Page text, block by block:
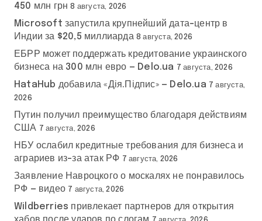
450 млн грн 8 августа, 2026
Microsoft запустила крупнейший дата-центр в
Индии за $20,5 миллиарда 8 августа, 2026
ЕБРР может поддержать кредитование украинского
бизнеса на 300 млн евро — Delo.ua 7 августа, 2026
HataHub добавила «Дія.Підпис» — Delo.ua 7 августа,
2026
Путин получил преимущество благодаря действиям
США 7 августа, 2026
НБУ ослабил кредитные требования для бизнеса и
аграриев из-за атак РФ 7 августа, 2026
Заявление Навроцкого о москалях не понравилось
РФ — видео 7 августа, 2026
Wildberries привлекает партнеров для открытия